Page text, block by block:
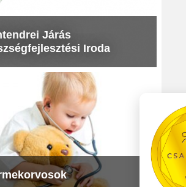
Járás
Iroda